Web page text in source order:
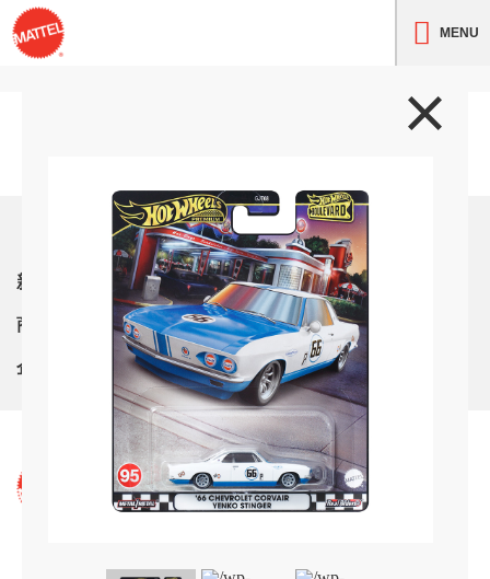
MENU
新着情報
商品紹介
企業情報
サイト利用条件
プライバシーポリシー
Cookies and Related Technology Notice
© 2026 Mattel. All Rights Reserved.